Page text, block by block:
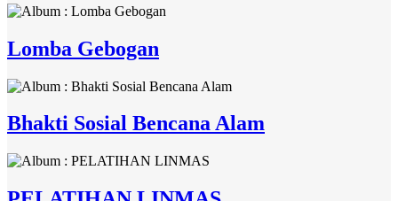
Lomba Gebogan
Bhakti Sosial Bencana Alam